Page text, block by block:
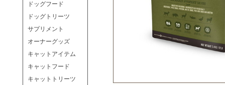
ドッグフード
ドッグトリーツ
サプリメント
オーナーグッズ
キャットアイテム
キャットフード
キャットトリーツ